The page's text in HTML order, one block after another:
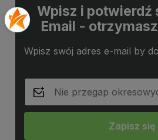
Wpisz i potwierdź
Email -
Wpisz swój adres e-mail by
Zapisz się